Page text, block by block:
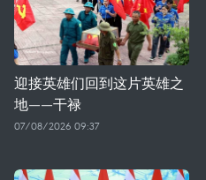
迎接英雄们回到这片英雄之
地——干禄
07/08/2026 09:37